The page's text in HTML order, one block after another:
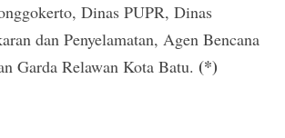
Dinas PUPR, Dinas
dan Penyelamatan, Agen Bencana
Garda Relawan Kota Batu. (*)